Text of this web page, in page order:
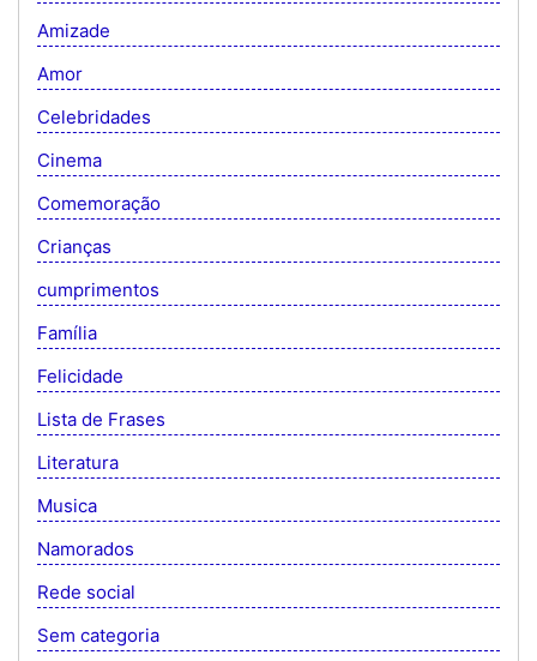
Amizade
Amor
Celebridades
Cinema
Comemoração
Crianças
cumprimentos
Família
Felicidade
Lista de Frases
Literatura
Musica
Namorados
Rede social
Sem categoria